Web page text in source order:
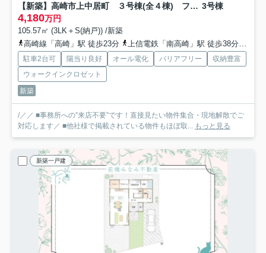
【新築】高崎市上中居町 ３号棟(全４棟) フェリディアガーデン 新築建売分譲 3号棟
4,180万円
105.57㎡ (3LK＋S(納戸)) /新築
高崎線「高崎」駅 徒歩23分
上信電鉄「南高崎」駅 徒歩38分
駐車2台可 陽当り良好 オール電化 バリアフリー
収納豊富
ウォークインクロゼット
新築
/／／ ■事務所への”来店不要”です！直接見たい物件集合・現地解散でご
対応します／ ■他社様で掲載されている物件もほぼ取...
もっと見る
新築一戸建